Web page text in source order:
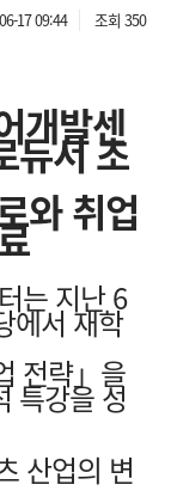
17 09:44 조회 350
개발센
듀서 초
와 취업
는 지난 6
에서 재학
전략」을
특강을 성
산업의 변